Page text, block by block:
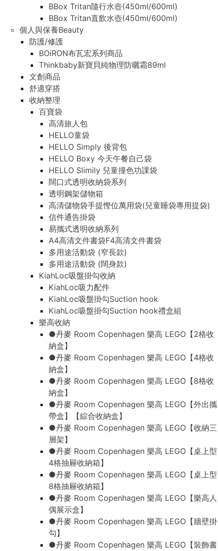
BBox Tritan隨行水壺(450ml/600ml)
BBox Tritan直飲水壺(450ml/600ml)
個人與保養Beauty
防護/修護
BOiRON布瓦宏系列商品
Thinkbaby新寶貝純物理防曬霜89ml
文創商品
舒適穿搭
收納整理
百寶袋
高清旅人包
HELLO童袋
HELLO Simply 後背包
HELLO Boxy 今天午餐自己袋
HELLO Slimily 兒童撞色功課袋
闊口式透明收納袋系列
透明鋼架儲物箱
高清儲物袋手提慳位萬用袋(兒童睡袋專用提袋)
信件通告掛袋
易攜式透明收納系列
A4高清文件書袋F4高清文件書袋
多用途活動袋 (窄長款)
多用途活動袋 (闊身款)
KiahLoc吸盤掛勾收納
KiahLoc吸力配件
KiahLoc吸盤掛勾Suction hook
KiahLoc吸盤掛勾Suction hook禮盒組
樂高收納
●丹麥 Room Copenhagen 樂高 LEGO【2格收
納盒】
●丹麥 Room Copenhagen 樂高 LEGO【4格收
納盒】
●丹麥 Room Copenhagen 樂高 LEGO【8格收
納盒】
●丹麥 Room Copenhagen 樂高 LEGO【外出攜
帶盒】【綜合收納盒】
●丹麥 Room Copenhagen 樂高 LEGO【收納三
層架】
●丹麥 Room Copenhagen 樂高 LEGO【桌上型
4格抽屜收納箱】
●丹麥 Room Copenhagen 樂高 LEGO【桌上型
8格抽屜收納箱】
●丹麥 Room Copenhagen 樂高 LEGO【樂高人
偶展示盒】
●丹麥 Room Copenhagen 樂高 LEGO【牆壁掛
勾】
●丹麥 Room Copenhagen 樂高 LEGO【裝飾書